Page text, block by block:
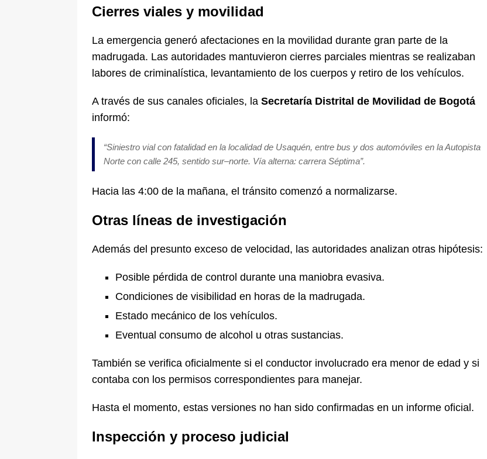
Cierres viales y movilidad
La emergencia generó afectaciones en la movilidad durante gran parte de la
madrugada. Las autoridades mantuvieron cierres parciales mientras se realizaban
labores de criminalística, levantamiento de los cuerpos y retiro de los vehículos.
A través de sus canales oficiales, la Secretaría Distrital de Movilidad de Bogotá
informó:
“Siniestro vial con fatalidad en la localidad de Usaquén, entre bus y dos automóviles en la Autopista
Norte con calle 245, sentido sur–norte. Vía alterna: carrera Séptima”.
Hacia las 4:00 de la mañana, el tránsito comenzó a normalizarse.
Otras líneas de investigación
Además del presunto exceso de velocidad, las autoridades analizan otras hipótesis:
Posible pérdida de control durante una maniobra evasiva.
Condiciones de visibilidad en horas de la madrugada.
Estado mecánico de los vehículos.
Eventual consumo de alcohol u otras sustancias.
También se verifica oficialmente si el conductor involucrado era menor de edad y si
contaba con los permisos correspondientes para manejar.
Hasta el momento, estas versiones no han sido confirmadas en un informe oficial.
Inspección y proceso judicial